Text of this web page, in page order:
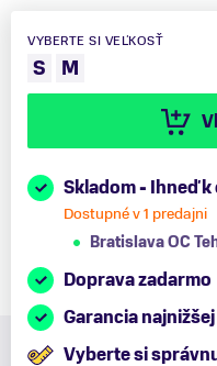
VYBERTE SI VEĽKOSŤ
S M
Skladom - Ihneď
Dostupné v 1 predajni
Bratislava OC
Doprava zadarmo
Garancia
Vyberte si